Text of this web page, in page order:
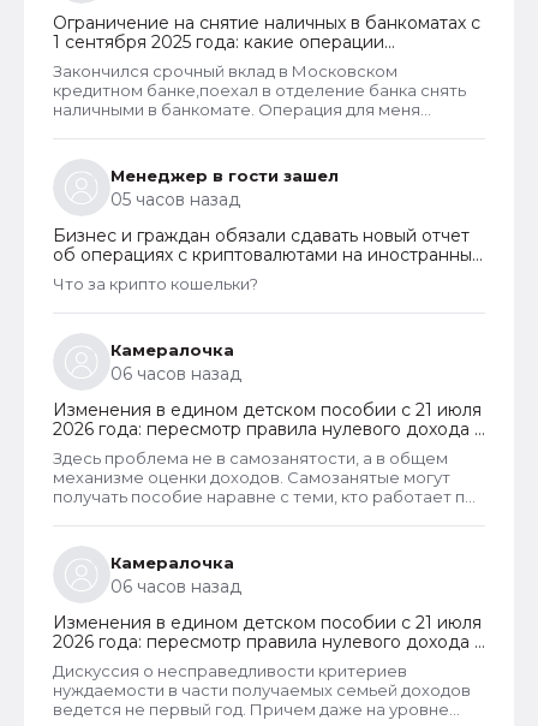
Ограничение на снятие наличных в банкоматах с
1 сентября 2025 года: какие операции
заблокируют и как отменить запрет
Закончился срочный вклад в Московском
кредитном банке,поехал в отделение банка снять
наличными в банкомате. Операция для меня
ликвидировали.
Менеджер в гости зашел
05 часов назад
Бизнес и граждан обязали сдавать новый отчет
об операциях с криптовалютами на иностранных
платформах
Что за крипто кошельки?
Камералочка
06 часов назад
Изменения в едином детском пособии с 21 июля
2026 года: пересмотр правила нулевого дохода и
новый порядок оформления пособий по месту
пребывания
Здесь проблема не в самозанятости, а в общем
механизме оценки доходов. Самозанятые могут
получать пособие наравне с теми, кто работает по
критерию нуждаемости. Согласно данному
критерию, их среднедушевой доход не должен
превышать прожиточный минимум на каждого
члена семьи. И если доход заявителя хотя бы на 1
рубль превысит установленный предел, то в
пособии отказывают, что конечно же
несправедливо.
Камералочка
06 часов назад
Изменения в едином детском пособии с 21 июля
2026 года: пересмотр правила нулевого дохода и
новый порядок оформления пособий по месту
пребывания
Дискуссия о несправедливости критериев
нуждаемости в части получаемых семьей доходов
ведется не первый год. Причем даже на уровне